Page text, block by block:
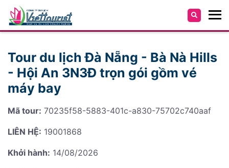
Tour du lịch Đà Nẵng - Bà Nà Hills
- Hội An 3N3Đ trọn gói gồm vé
máy bay
Mã tour: 70235f58-5883-401c-a830-75702c740aaf
LIÊN HỆ: 19001868
Khởi hành: 14/08/2026